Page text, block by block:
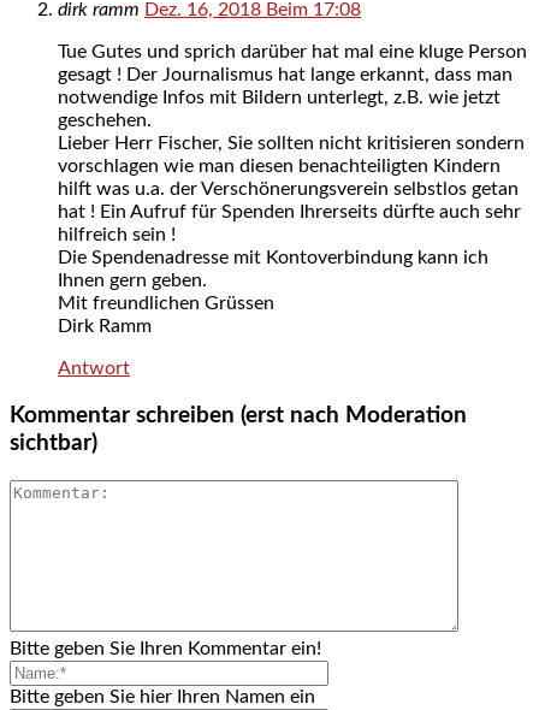
dirk ramm Dez. 16, 2018 Beim 17:08
Tue Gutes und sprich darüber hat mal eine kluge Person
gesagt ! Der Journalismus hat lange erkannt, dass man
notwendige Infos mit Bildern unterlegt, z.B. wie jetzt
geschehen.
Lieber Herr Fischer, Sie sollten nicht kritisieren sondern
vorschlagen wie man diesen benachteiligten Kindern
hilft was u.a. der Verschönerungsverein selbstlos getan
hat ! Ein Aufruf für Spenden Ihrerseits dürfte auch sehr
hilfreich sein !
Die Spendenadresse mit Kontoverbindung kann ich
Ihnen gern geben.
Mit freundlichen Grüssen
Dirk Ramm
Antwort
Kommentar schreiben (erst nach Moderation
sichtbar)
Bitte geben Sie Ihren Kommentar ein!
Bitte geben Sie hier Ihren Namen ein